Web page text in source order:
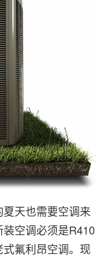
天也需要空调来
空调必须是R410
氟利昂空调。现